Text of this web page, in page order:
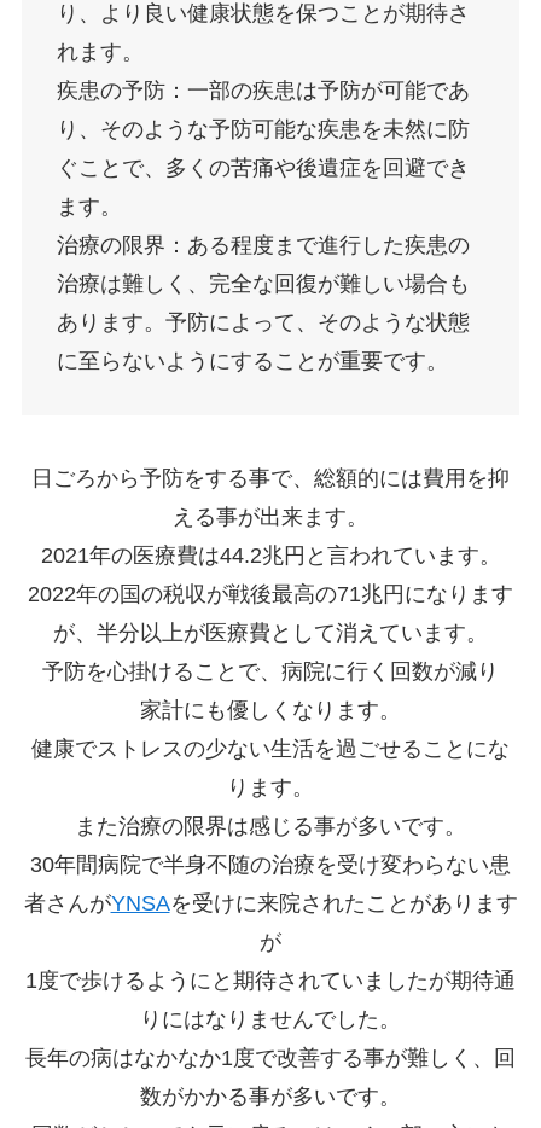
り、より良い健康状態を保つことが期待さ
れます。
疾患の予防：一部の疾患は予防が可能であ
り、そのような予防可能な疾患を未然に防
ぐことで、多くの苦痛や後遺症を回避でき
ます。
治療の限界：ある程度まで進行した疾患の
治療は難しく、完全な回復が難しい場合も
あります。予防によって、そのような状態
に至らないようにすることが重要です。
日ごろから予防をする事で、総額的には費用を抑
える事が出来ます。
2021年の医療費は44.2兆円と言われています。
2022年の国の税収が戦後最高の71兆円になります
が、半分以上が医療費として消えています。
予防を心掛けることで、病院に行く回数が減り
家計にも優しくなります。
健康でストレスの少ない生活を過ごせることにな
ります。
また治療の限界は感じる事が多いです。
30年間病院で半身不随の治療を受け変わらない患
者さんがYNSAを受けに来院されたことがあります
が
1度で歩けるようにと期待されていましたが期待通
りにはなりませんでした。
長年の病はなかなか1度で改善する事が難しく、回
数がかかる事が多いです。